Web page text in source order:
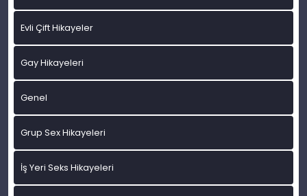
Evli Çift Hikayeler
Gay Hikayeleri
Genel
Grup Sex Hikayeleri
İş Yeri Seks Hikayeleri